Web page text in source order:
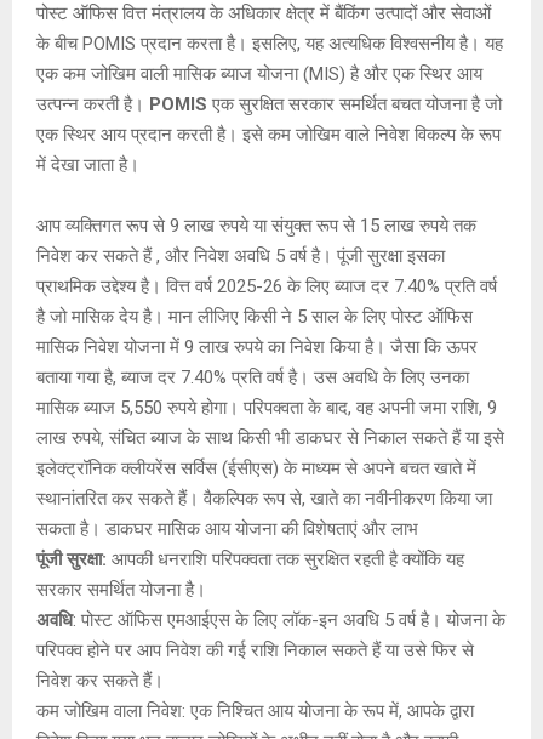
पोस्ट ऑफिस वित्त मंत्रालय के अधिकार क्षेत्र में बैंकिंग उत्पादों और सेवाओं
के बीच POMIS प्रदान करता है। इसलिए, यह अत्यधिक विश्वसनीय है। यह
एक कम जोखिम वाली मासिक ब्याज योजना (MIS) है और एक स्थिर आय
उत्पन्न करती है। POMIS एक सुरक्षित सरकार समर्थित बचत योजना है जो
एक स्थिर आय प्रदान करती है। इसे कम जोखिम वाले निवेश विकल्प के रूप
में देखा जाता है।
आप व्यक्तिगत रूप से 9 लाख रुपये या संयुक्त रूप से 15 लाख रुपये तक
निवेश कर सकते हैं , और निवेश अवधि 5 वर्ष है। पूंजी सुरक्षा इसका
प्राथमिक उद्देश्य है। वित्त वर्ष 2025-26 के लिए ब्याज दर 7.40% प्रति वर्ष
है जो मासिक देय है। मान लीजिए किसी ने 5 साल के लिए पोस्ट ऑफिस
मासिक निवेश योजना में 9 लाख रुपये का निवेश किया है। जैसा कि ऊपर
बताया गया है, ब्याज दर 7.40% प्रति वर्ष है। उस अवधि के लिए उनका
मासिक ब्याज 5,550 रुपये होगा। परिपक्वता के बाद, वह अपनी जमा राशि, 9
लाख रुपये, संचित ब्याज के साथ किसी भी डाकघर से निकाल सकते हैं या इसे
इलेक्ट्रॉनिक क्लीयरेंस सर्विस (ईसीएस) के माध्यम से अपने बचत खाते में
स्थानांतरित कर सकते हैं। वैकल्पिक रूप से, खाते का नवीनीकरण किया जा
सकता है। डाकघर मासिक आय योजना की विशेषताएं और लाभ
पूंजी सुरक्षा: आपकी धनराशि परिपक्वता तक सुरक्षित रहती है क्योंकि यह
सरकार समर्थित योजना है।
अवधि: पोस्ट ऑफिस एमआईएस के लिए लॉक-इन अवधि 5 वर्ष है। योजना के
परिपक्व होने पर आप निवेश की गई राशि निकाल सकते हैं या उसे फिर से
निवेश कर सकते हैं।
कम जोखिम वाला निवेश: एक निश्चित आय योजना के रूप में, आपके द्वारा